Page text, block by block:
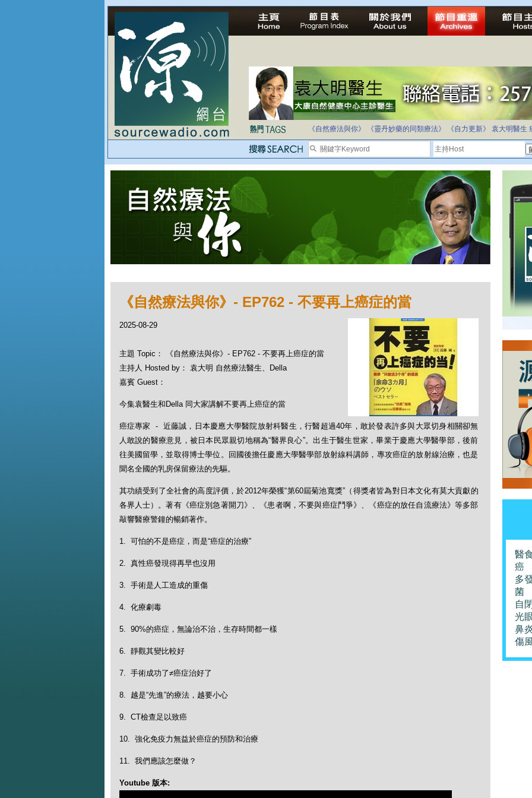
法治社會並不等同公正社會
自家教育合法化-推動多元化教育，全民學卷制
《自然療法與你》
《靈丹妙藥的同類療法》 《自力更新》 袁大明醫生
《自然療法與你》- EP762 - 不要再上癌症的當
2025-08-29
主題 Topic： 《自然療法與你》- EP762 - 不要再上癌症的當
主持人 Hosted by： 袁大明 自然療法醫生、Della
嘉賓 Guest：
今集袁醫生和Della 同大家講解不要再上癌症的當
癌症專家 - 近藤誠，日本慶應大學醫院放射科醫生，行醫超過40年，敢於發表許多與大眾切身相關卻無
人敢說的醫療意見，被日本民眾親切地稱為“醫界良心”。出生于醫生世家，畢業于慶應大學醫學部，後前
往美國留學，並取得博士學位。回國後擔任慶應大學醫學部放射線科講師，專攻癌症的放射線治療，也是
聞名全國的乳房保留療法的先驅。
其功績受到了全社會的高度評價，於2012年榮獲“第60屆菊池寬獎”（得獎者皆為對日本文化有莫大貢獻的
各界人士）。著有《癌症別急著開刀》、《患者啊，不要與癌症鬥爭》、《癌症的放任自流療法》等多部
敲響醫療警鐘的暢銷著作。
1. 可怕的不是癌症，而是“癌症的治療”
2. 真性癌發現得再早也沒用
3. 手術是人工造成的重傷
4. 化療劇毒
5. 90%的癌症，無論治不治，生存時間都一樣
6. 靜觀其變比較好
7. 手術成功了≠癌症治好了
8. 越是“先進”的療法，越要小心
9. CT檢查足以致癌
10. 強化免疫力無益於癌症的預防和治療
11. 我們應該怎麼做？
Youtube 版本:
醫
癌
多
菌
自
光
鼻
傷